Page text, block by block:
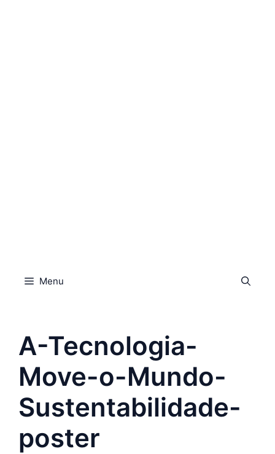
Menu
A-Tecnologia-
Move-o-Mundo-
Sustentabilidade-
poster